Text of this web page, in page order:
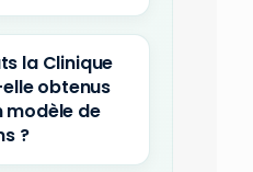
la Clinique
obtenus
modèle de
?